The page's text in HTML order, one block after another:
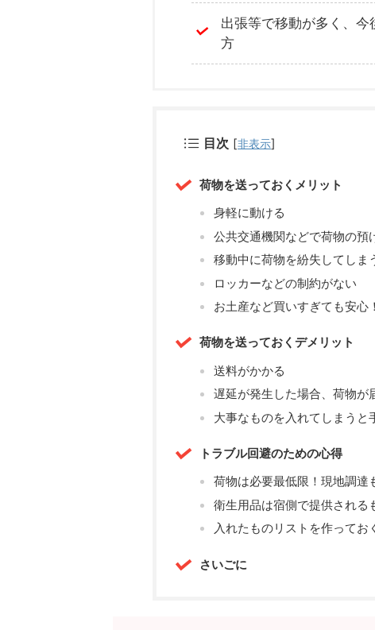
出張等で移動が多く、今
方
目次 [非表示]
荷物を送っておくメリット
身軽に動ける
公共交通機関などで荷物の預
移動中に荷物を紛失してしま
ロッカーなどの制約がない
お土産など買いすぎても安心！
荷物を送っておくデメリット
送料がかかる
遅延が発生した場合、荷物が
大事なものを入れてしまうと
トラブル回避のための心得
荷物は必要最低限！現地調達
衛生用品は宿側で提供される
入れたものリストを作ってお
さいごに